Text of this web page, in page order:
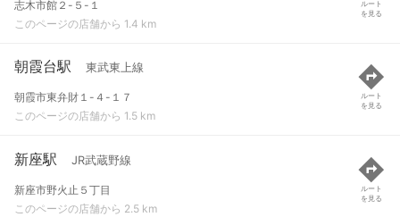
志木市館２-５-１
このページの店舗から 1.4 km
ルート
を見る
朝霞台駅 東武東上線
朝霞市東弁財１-４-１７
このページの店舗から 1.5 km
ルート
を見る
新座駅 JR武蔵野線
新座市野火止５丁目
このページの店舗から 2.5 km
ルート
を見る